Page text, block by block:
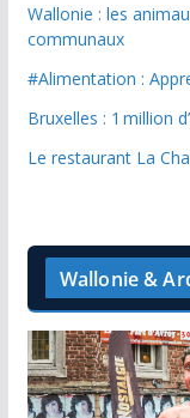
Wallonie : les
communaux
#Alimentation :
Bruxelles : 1 million
Le restaurant La
Wallonie &